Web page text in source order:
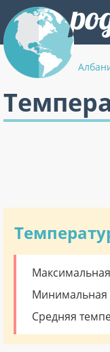
Минимальная
Средняя